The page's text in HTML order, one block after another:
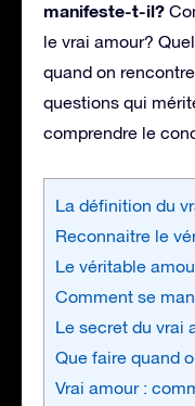
manifeste-t-il?
le vrai amour?
quand on
questions qui
comprendre le
La définition du
Reconnaitre le
Le véritable
Comment se
Le secret du vrai
Que faire quand
Vrai amour :